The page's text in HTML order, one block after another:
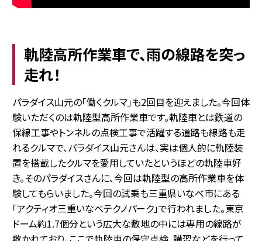
軌陸高所作業車で、雨の線路を突っ
走れ！
パラダイス山元の「働くクルマ」も2回目を迎えました。今回体
験いただくのは軌陸型高所作業車です。軌陸車とは鉄道の
保線工事やトンネルの点検工事で活躍する道路も線路も走
れるクルマで、パラダイス山元さんは、実は個人的に軌陸装
置を搭載したクルマを愛用していたというほどの軌陸車好
き。そのパラダイスさんに、今回は軌陸型の高所作業車を体
験してもらいました。今回の試乗も三重県いなべ市にある
「アクティオ三重いなべテクノパーク」で行われました。東京
ドーム約1.7個分という広大な敷地の中には専用の線路が